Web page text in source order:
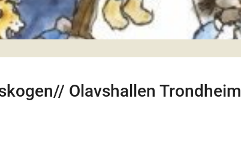
Olavshallen Trondheim